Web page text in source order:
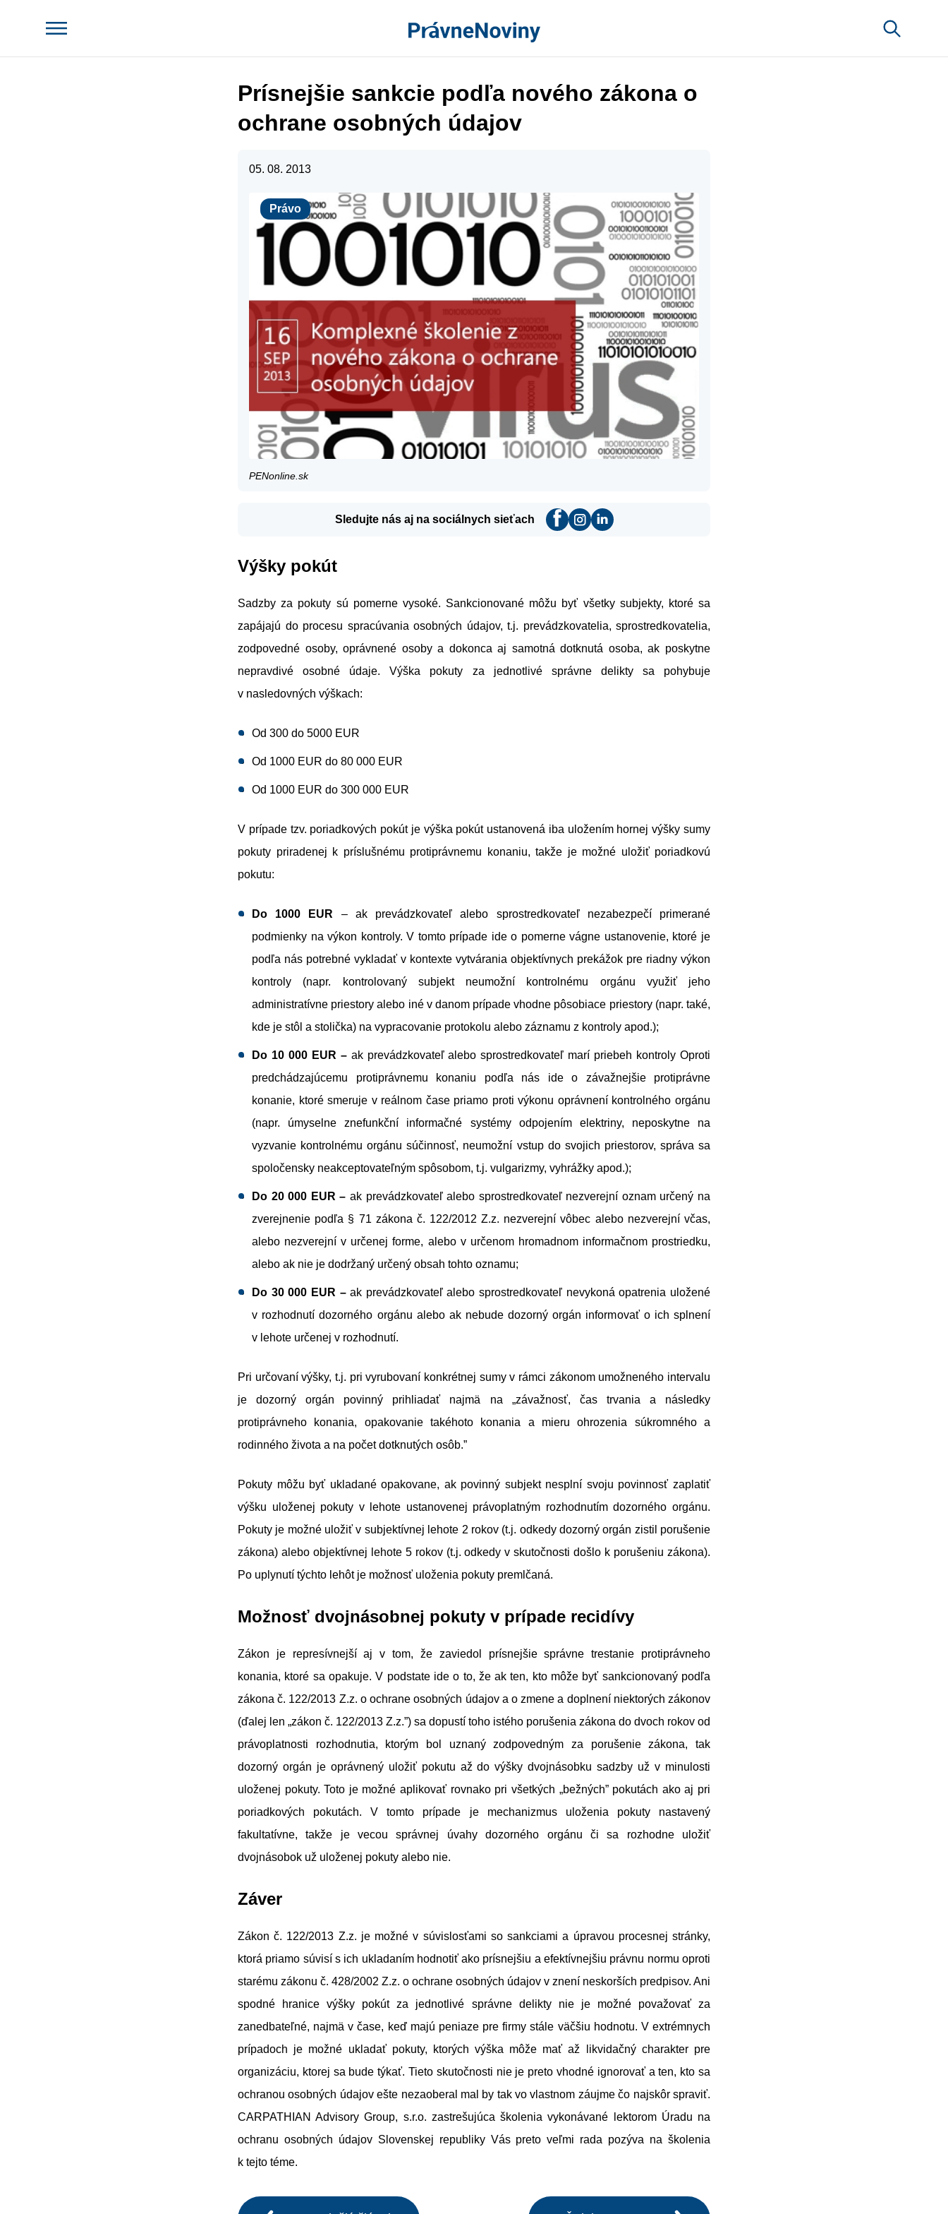
Prísnejšie sankcie podľa nového zákona o
ochrane osobných údajov
05. 08. 2013
Právo
Právo
PENonline.sk
Sledujte nás aj na sociálnych sieťach
Výšky pokút
Sadzby za pokuty sú pomerne vysoké. Sankcionované môžu byť všetky subjekty, ktoré sa
zapájajú do procesu spracúvania osobných údajov, t.j. prevádzkovatelia, sprostredkovatelia,
zodpovedné osoby, oprávnené osoby a dokonca aj samotná dotknutá osoba, ak poskytne
nepravdivé osobné údaje. Výška pokuty za jednotlivé správne delikty sa pohybuje
v nasledovných výškach:
Od 300 do 5000 EUR
Od 1000 EUR do 80 000 EUR
Od 1000 EUR do 300 000 EUR
V prípade tzv. poriadkových pokút je výška pokút ustanovená iba uložením hornej výšky sumy
pokuty priradenej k príslušnému protiprávnemu konaniu, takže je možné uložiť poriadkovú
pokutu:
Do 1000 EUR – ak prevádzkovateľ alebo sprostredkovateľ nezabezpečí primerané
podmienky na výkon kontroly. V tomto prípade ide o pomerne vágne ustanovenie, ktoré je
podľa nás potrebné vykladať v kontexte vytvárania objektívnych prekážok pre riadny výkon
kontroly (napr. kontrolovaný subjekt neumožní kontrolnému orgánu využiť jeho
administratívne priestory alebo iné v danom prípade vhodne pôsobiace priestory (napr. také,
kde je stôl a stolička) na vypracovanie protokolu alebo záznamu z kontroly apod.);
Do 10 000 EUR –ak prevádzkovateľ alebo sprostredkovateľ marí priebeh kontroly Oproti
predchádzajúcemu protiprávnemu konaniu podľa nás ide o závažnejšie protiprávne
konanie, ktoré smeruje v reálnom čase priamo proti výkonu oprávnení kontrolného orgánu
(napr. úmyselne znefunkční informačné systémy odpojením elektriny, neposkytne na
vyzvanie kontrolnému orgánu súčinnosť, neumožní vstup do svojich priestorov, správa sa
spoločensky neakceptovateľným spôsobom, t.j. vulgarizmy, vyhrážky apod.);
Do 20 000 EUR – ak prevádzkovateľ alebo sprostredkovateľ nezverejní oznam určený na
zverejnenie podľa § 71 zákona č. 122/2012 Z.z. nezverejní vôbec alebo nezverejní včas,
alebo nezverejní v určenej forme, alebo v určenom hromadnom informačnom prostriedku,
alebo ak nie je dodržaný určený obsah tohto oznamu;
Do 30 000 EUR –ak prevádzkovateľ alebo sprostredkovateľ nevykoná opatrenia uložené
v rozhodnutí dozorného orgánu alebo ak nebude dozorný orgán informovať o ich splnení
v lehote určenej v rozhodnutí.
Pri určovaní výšky, t.j. pri vyrubovaní konkrétnej sumy v rámci zákonom umožneného intervalu
je dozorný orgán povinný prihliadať najmä na „závažnosť, čas trvania a následky
protiprávneho konania, opakovanie takéhoto konania a mieru ohrozenia súkromného a
rodinného života a na počet dotknutých osôb.”
Pokuty môžu byť ukladané opakovane, ak povinný subjekt nesplní svoju povinnosť zaplatiť
výšku uloženej pokuty v lehote ustanovenej právoplatným rozhodnutím dozorného orgánu.
Pokuty je možné uložiť v subjektívnej lehote 2 rokov (t.j. odkedy dozorný orgán zistil porušenie
zákona) alebo objektívnej lehote 5 rokov (t.j. odkedy v skutočnosti došlo k porušeniu zákona).
Po uplynutí týchto lehôt je možnosť uloženia pokuty premlčaná.
Možnosť dvojnásobnej pokuty v prípade recidívy
Zákon je represívnejší aj v tom, že zaviedol prísnejšie správne trestanie protiprávneho
konania, ktoré sa opakuje. V podstate ide o to, že ak ten, kto môže byť sankcionovaný podľa
zákona č. 122/2013 Z.z. o ochrane osobných údajov a o zmene a doplnení niektorých zákonov
(ďalej len „zákon č. 122/2013 Z.z.”) sa dopustí toho istého porušenia zákona do dvoch rokov od
právoplatnosti rozhodnutia, ktorým bol uznaný zodpovedným za porušenie zákona, tak
dozorný orgán je oprávnený uložiť pokutu až do výšky dvojnásobku sadzby už v minulosti
uloženej pokuty. Toto je možné aplikovať rovnako pri všetkých „bežných” pokutách ako aj pri
poriadkových pokutách. V tomto prípade je mechanizmus uloženia pokuty nastavený
fakultatívne, takže je vecou správnej úvahy dozorného orgánu či sa rozhodne uložiť
dvojnásobok už uloženej pokuty alebo nie.
Záver
Zákon č. 122/2013 Z.z. je možné v súvislosťami so sankciami a úpravou procesnej stránky,
ktorá priamo súvisí s ich ukladaním hodnotiť ako prísnejšiu a efektívnejšiu právnu normu oproti
starému zákonu č. 428/2002 Z.z. o ochrane osobných údajov v znení neskorších predpisov. Ani
spodné hranice výšky pokút za jednotlivé správne delikty nie je možné považovať za
zanedbateľné, najmä v čase, keď majú peniaze pre firmy stále väčšiu hodnotu. V extrémnych
prípadoch je možné ukladať pokuty, ktorých výška môže mať až likvidačný charakter pre
organizáciu, ktorej sa bude týkať. Tieto skutočnosti nie je preto vhodné ignorovať a ten, kto sa
ochranou osobných údajov ešte nezaoberal mal by tak vo vlastnom záujme čo najskôr spraviť.
CARPATHIAN Advisory Group, s.r.o. zastrešujúca školenia vykonávané lektorom Úradu na
ochranu osobných údajov Slovenskej republiky Vás preto veľmi rada pozýva na školenia
k tejto téme.